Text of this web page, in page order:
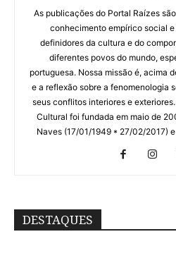
As publicações do Portal Raízes
conhecimento empírico social
definidores da cultura e do
diferentes povos do mundo,
portuguesa. Nossa missão é, acima
e a reflexão sobre a fenomenologia
seus conflitos interiores e
Cultural foi fundada em maio de
Naves (17/01/1949 * 27/02/2017)
DESTAQUES